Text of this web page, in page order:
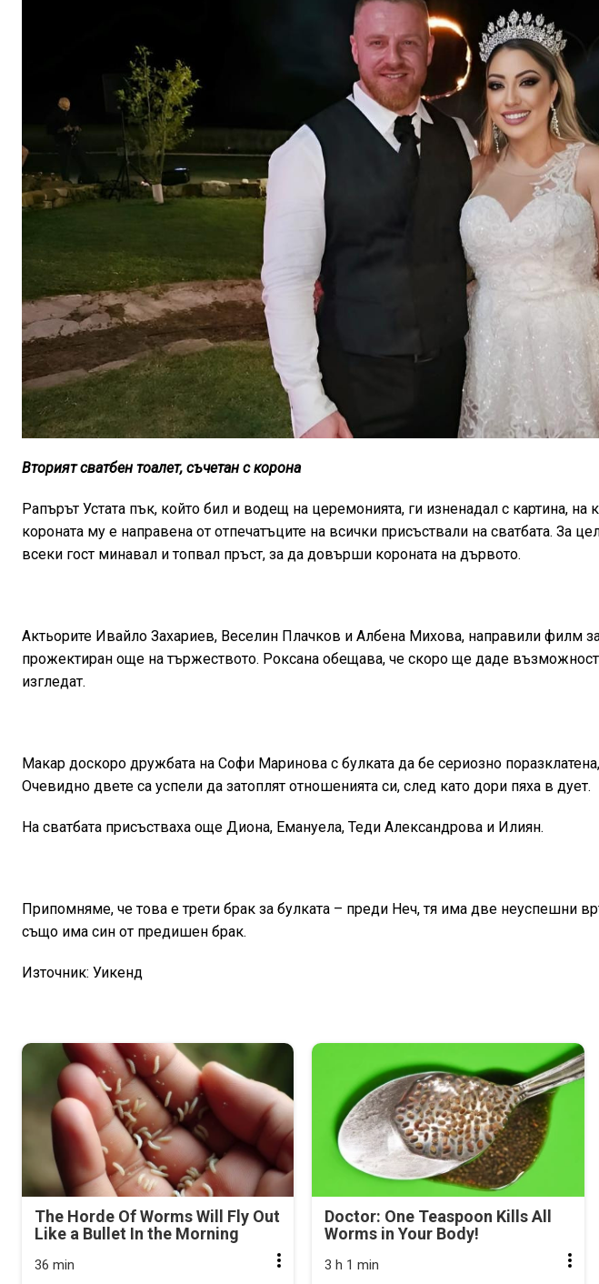
Вторият сватбен тоалет, съчетан с корона
Рапърът Устата пък, който бил и водещ на церемонията, ги изненадал с картина, на
короната му е направена от отпечатъците на всички присъствали на сватбата. За
всеки гост минавал и топвал пръст, за да довърши короната на дървото.
Актьорите Ивайло Захариев, Веселин Плачков и Албена Михова, направили филм
прожектиран още на тържеството. Роксана обещава, че скоро ще даде възможност
изгледат.
Макар доскоро дружбата на Софи Маринова с булката да бе сериозно
Очевидно двете са успели да затоплят отношенията си, след като дори пяха в дует.
На сватбата присъстваха още Диона, Емануела, Теди Александрова и Илиян.
Припомняме, че това е трети брак за булката – преди Неч, тя има две неуспешни
също има син от предишен брак.
Източник: Уикенд
The Horde Of Worms Will Fly Out
Like a Bullet In the Morning
36 min
Doctor: One Teaspoon Kills All
Worms in Your Body!
3 h 1 min